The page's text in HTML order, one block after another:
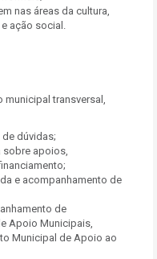
nas áreas da cultura,
ação social.
municipal transversal,
dúvidas;
sobre apoios,
e acompanhamento de
de
Apoio Municipais,
Municipal de Apoio ao